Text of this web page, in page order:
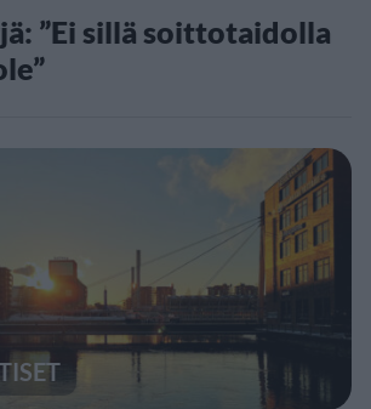
”Ei sillä soittotaidolla